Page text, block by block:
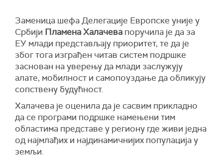
Заменица шефа Делегације Европске уније у
Србији Пламена Халачева поручила је да за
ЕУ млади представљају приоритет, те да је
због тога изграђен читав систем подршке
заснован на уверењу да млади заслужују
алате, мобилност и самопоуздање да обликују
сопствену будућност.
Халачева је оценила да је сасвим прикладно
да се програми подршке намењени тим
областима представе у региону где живи једна
од најмлађих и најдинамичнијих популација у
земљи.